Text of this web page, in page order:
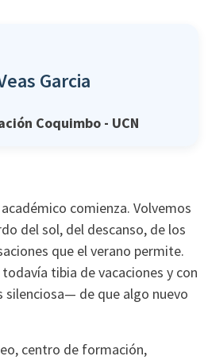
Garcia
Coquimbo - UCN
comienza. Volvemos
del sol, del descanso, de los
que el verano permite.
tibia de vacaciones y con
de que algo nuevo
centro de formación,